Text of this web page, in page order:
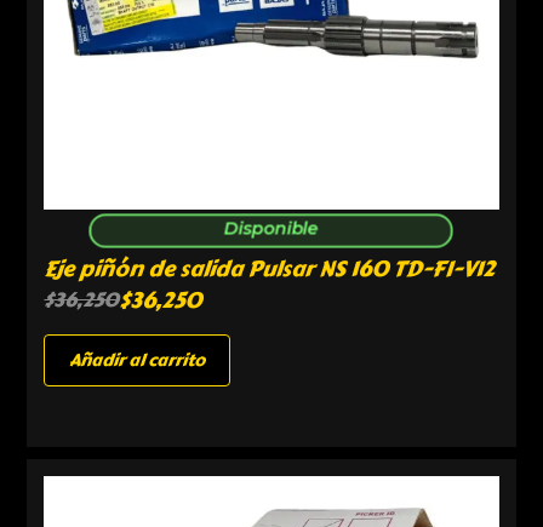
Disponible
Eje piñón de salida Pulsar NS 160 TD-FI-V12
$36,250$36,250
Añadir al carrito